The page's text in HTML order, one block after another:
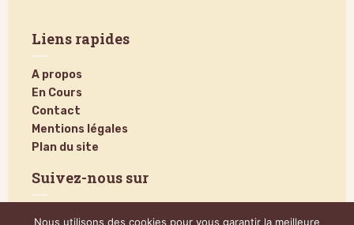
Liens rapides
A propos
En Cours
Contact
Mentions légales
Plan du site
Suivez-nous sur
Nous utilisons des cookies pour vous garantir la meilleure